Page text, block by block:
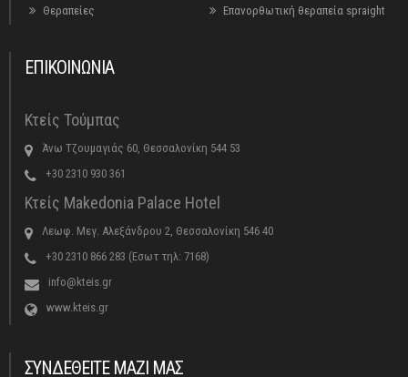
Θεραπείες Επανορθωτική θεραπεία spraight
ΕΠΙΚΟΙΝΩΝΙΑ
Κτείς Τούμπας
Άνω Τζουμαγιάς 60, Θεσσαλονίκη 544 53
+30 2310 930 361
Κτείς Makedonia Palace Hotel
Λεωφ. Μεγ. Αλεξάνδρου 2, Θεσσαλονίκη 546 40
+30 2310 866 283 (Εσωτ τηλ: 7168)
info@kteis.gr
www.kteis.gr
ΣΥΝΔΕΘΕΙΤΕ ΜΑΖΙ ΜΑΣ